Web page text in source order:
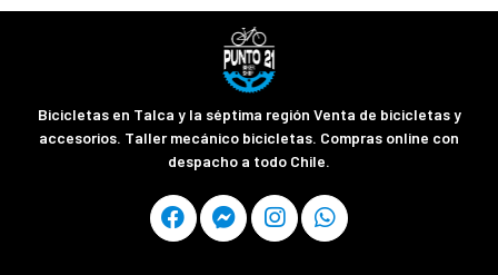
Bicicletas en Talca y la séptima región Venta de bicicletas y
accesorios. Taller mecánico bicicletas. Compras online con
despacho a todo Chile.